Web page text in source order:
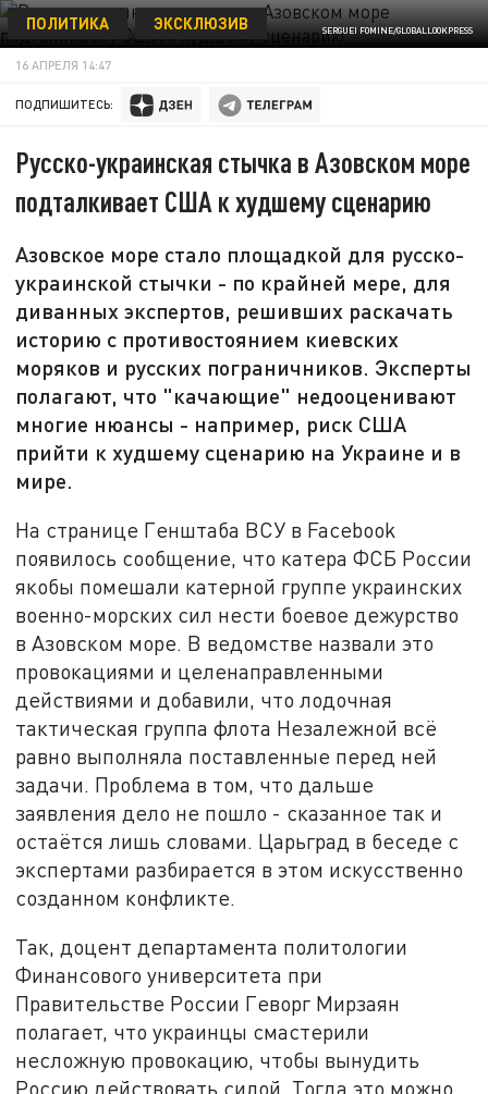
SERGUEI FOMINE/GLOBALLOOKPRESS
ПОЛИТИКА ЭКСКЛЮЗИВ
16 АПРЕЛЯ 14:47
ПОДПИШИТЕСЬ:
Русско-украинская стычка в Азовском море
подталкивает США к худшему сценарию
Азовское море стало площадкой для русско-
украинской стычки - по крайней мере, для
диванных экспертов, решивших раскачать
историю с противостоянием киевских
моряков и русских пограничников. Эксперты
полагают, что "качающие" недооценивают
многие нюансы - например, риск США
прийти к худшему сценарию на Украине и в
мире.
На странице Генштаба ВСУ в Facebook
появилось сообщение, что катера ФСБ России
якобы помешали катерной группе украинских
военно-морских сил нести боевое дежурство
в Азовском море. В ведомстве назвали это
провокациями и целенаправленными
действиями и добавили, что лодочная
тактическая группа флота Незалежной всё
равно выполняла поставленные перед ней
задачи. Проблема в том, что дальше
заявления дело не пошло - сказанное так и
остаётся лишь словами. Царьград в беседе с
экспертами разбирается в этом искусственно
созданном конфликте.
Так, доцент департамента политологии
Финансового университета при
Правительстве России Геворг Мирзаян
полагает, что украинцы смастерили
несложную провокацию, чтобы вынудить
Россию действовать силой. Тогда это можно